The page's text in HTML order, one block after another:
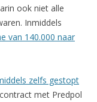
ook niet alle
Inmiddels
van 140.000 naar
zelfs gestopt
met Predpol